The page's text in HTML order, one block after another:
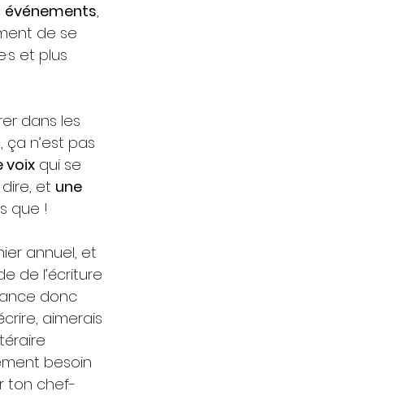
événements,
de se
et plus
dans les
n’est pas
voix qui se
et une
que !
annuel, et
de l’écriture
donc
aimerais
besoin
ton chef-